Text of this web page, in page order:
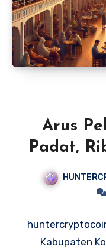
Arus
Padat,
Kabupaten